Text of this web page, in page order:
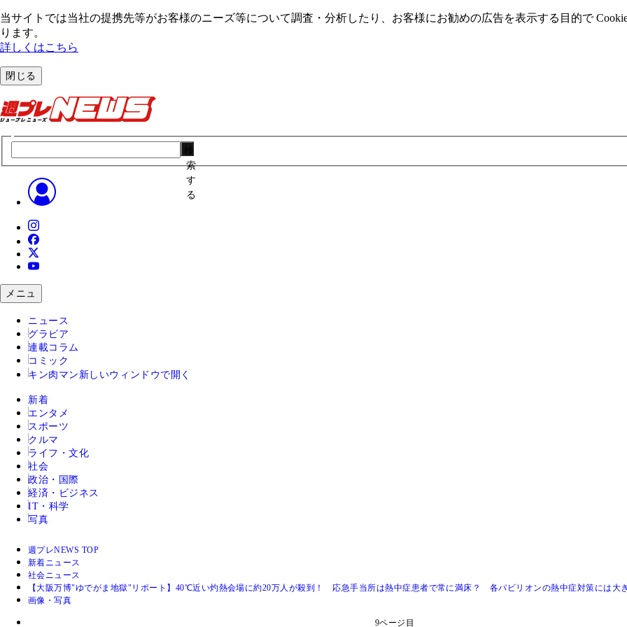
当サイトでは当社の提携先等がお客様のニーズ等について調査・分析したり、お客様にお勧めの広告を表⽰する⽬的で
ります。
詳しくはこちら
閉じる
索
す
る
メニュ
ニュース
グラビア
連載コラム
コミック
キン肉マン 新しいウィンドウで開く
新着
エンタメ
スポーツ
クルマ
ライフ・文化
社会
政治・国際
経済・ビジネス
IT・科学
写真
週プレNEWS TOP
新着ニュース
社会ニュース
【大阪万博"ゆでがま地獄"リポート】40℃近い灼熱会場に約20万人が殺到！ 応急手当所は熱中症患者で常に満床？ 各パビリオンの熱中症対策には大
画像・写真
9ページ目